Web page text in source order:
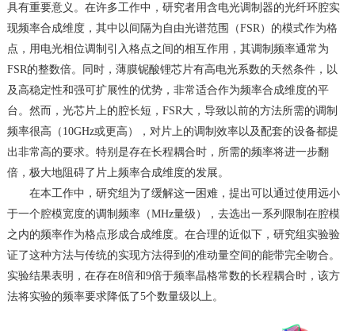
具有重要意义。在许多工作中，研究者用含电光调制器的光纤环腔实
现频率合成维度，其中以间隔为自由光谱范围（FSR ）的模式作为格
点，用电光相位调制引入格点之间的相互作用，其调制频率通常为
FSR的整数倍。同时，薄膜铌酸锂芯片有高电光系数的天然条件，以
及高稳定性和强可扩展性的优势，非常适合作为频率合成维度的平
台。然而，光芯片上的腔长短， FSR大，导致以前的方法所需的调制
频率很高（ 10GHz或更高），对片上的调制效率以及配套的设备都提
出非常高的要求。特别是存在长程耦合时，所需的频率将进一步翻
倍，极大地阻碍了片上频率合成维度的发展。
在本工作中，研究组为了缓解这一困难，提出可以通过使用远小
于一个腔模宽度的调制频率（MHz量级），去选出一系列限制在腔模
之内的频率作为格点形成合成维度。在合理的近似下，研究组实验验
证了这种方法与传统的实现方法得到的准动量空间的能带完全吻合。
实验结果表明，在存在8倍和9倍于频率晶格常数的长程耦合时，该方
法将实验的频率要求降低了5个数量级以上。